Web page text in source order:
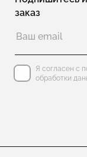
Коллекция
Коллекция
заказ
Я согласен с
обработки